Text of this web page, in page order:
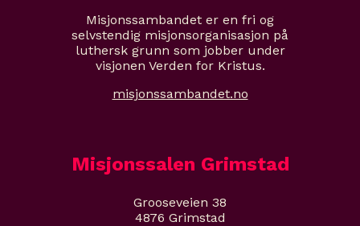
Misjonssambandet er en fri og
selvstendig misjonsorganisasjon på
luthersk grunn som jobber under
visjonen Verden for Kristus.
misjonssambandet.no
Misjonssalen Grimstad
Grooseveien 38
4876 Grimstad